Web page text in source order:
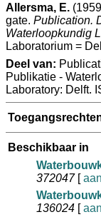
Allersma, E.
gate. Publication.
Waterloopkundig
Laboratorium =
Deel van:
Publikatie -
Laboratory: Delft.
Beschikbaar in
372047 [
136024 [